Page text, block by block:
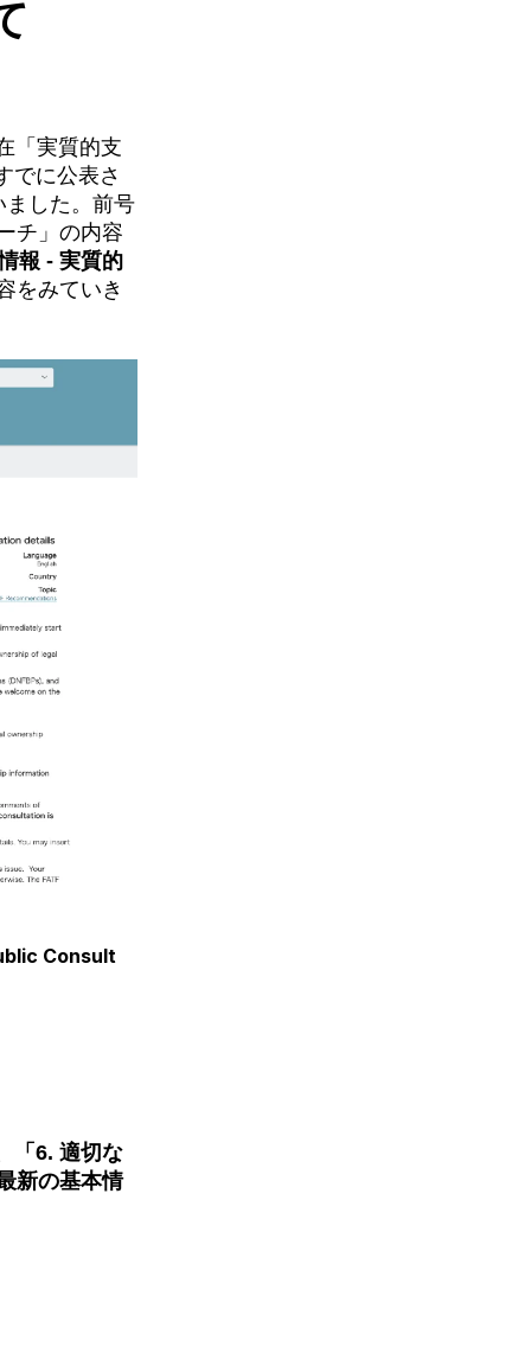
「実質的支
でに公表さ
ました。前号
チ」の内容
報 - 実質的
をみていき
Consult
「6. 適切な
新の基本情